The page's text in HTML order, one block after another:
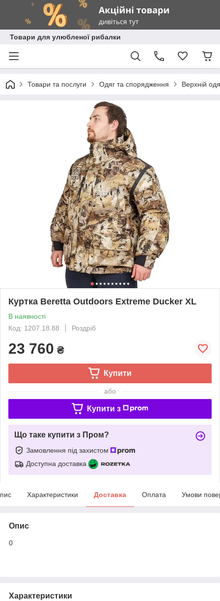
Товари для улюбленої рибалки
Товари та послуги Одяг та спорядження Верхній
Куртка Beretta Outdoors Extreme Ducker XL
В наявності
Код: 1207.18.88
Роздріб
23 760 ₴
Купити
або
Купити з
Що таке купити з Пром?
Замовлення під захистом
Доступна доставка
Характеристики Доставка Оплата Умови
Опис
0
Характеристики